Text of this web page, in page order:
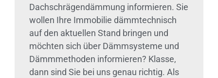
Dachschrägendämmung informieren. Sie
wollen Ihre Immobilie dämmtechnisch
auf den aktuellen Stand bringen und
möchten sich über Dämmsysteme und
Dämmmethoden informieren? Klasse,
dann sind Sie bei uns genau richtig. Als